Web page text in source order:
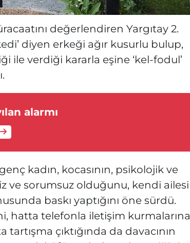
değerlendiren Yargıtay 2.
diyen erkeği ağır kusurlu bulup,
ile verdiği kararla eşine ‘kel-fodul’
alarmı
kadın, kocasının, psikolojik ve
ve sorumsuz olduğunu, kendi ailesi
baskı yaptığını öne sürdü.
hatta telefonla iletişim kurmalarına
çıktığında da davacının